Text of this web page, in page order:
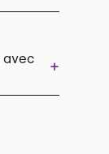
avec
+